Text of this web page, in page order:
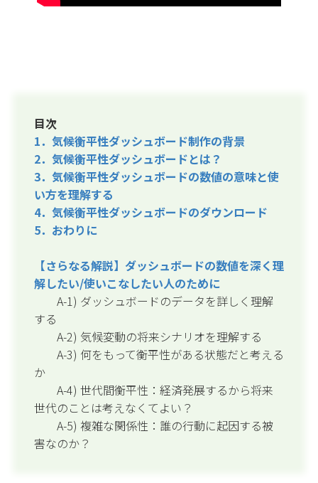
目次
1．気候衡平性ダッシュボード制作の背景
2．気候衡平性ダッシュボードとは？
3．気候衡平性ダッシュボードの数値の意味と使
い方を理解する
4．気候衡平性ダッシュボードのダウンロード
5．おわりに
【さらなる解説】ダッシュボードの数値を深く理
解したい/使いこなしたい人のために
A-1) ダッシュボードのデータを詳しく理解
する
A-2) 気候変動の将来シナリオを理解する
A-3) 何をもって衡平性がある状態だと考える
か
A-4) 世代間衡平性：経済発展するから将来
世代のことは考えなくてよい？
A-5) 複雑な関係性：誰の行動に起因する被
害なのか？